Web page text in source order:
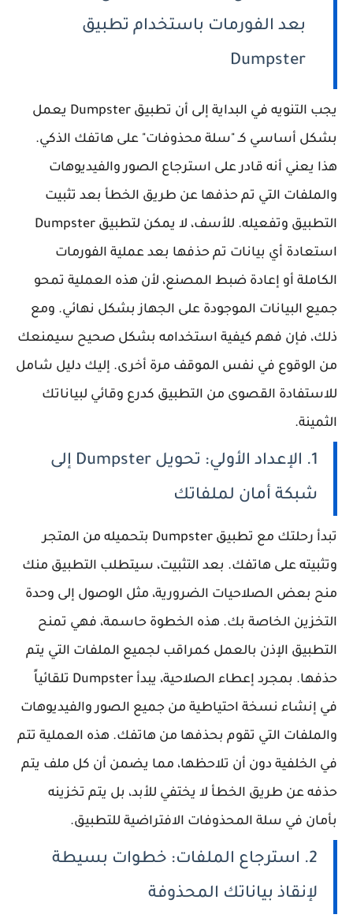
بعد الفورمات باستخدام تطبيق
Dumpster
يجب التنويه في البداية إلى أن تطبيق Dumpster يعمل
بشكل أساسي كـ "سلة محذوفات" على هاتفك الذكي.
هذا يعني أنه قادر على استرجاع الصور والفيديوهات
والملفات التي تم حذفها عن طريق الخطأ بعد تثبيت
التطبيق وتفعيله. للأسف، لا يمكن لتطبيق Dumpster
استعادة أي بيانات تم حذفها بعد عملية الفورمات
الكاملة أو إعادة ضبط المصنع، لأن هذه العملية تمحو
جميع البيانات الموجودة على الجهاز بشكل نهائي. ومع
ذلك، فإن فهم كيفية استخدامه بشكل صحيح سيمنعك
من الوقوع في نفس الموقف مرة أخرى. إليك دليل شامل
للاستفادة القصوى من التطبيق كدرع وقائي لبياناتك
الثمينة.
1. الإعداد الأولي: تحويل Dumpster إلى
شبكة أمان لملفاتك
تبدأ رحلتك مع تطبيق Dumpster بتحميله من المتجر
وتثبيته على هاتفك. بعد التثبيت، سيتطلب التطبيق منك
منح بعض الصلاحيات الضرورية، مثل الوصول إلى وحدة
التخزين الخاصة بك. هذه الخطوة حاسمة، فهي تمنح
التطبيق الإذن بالعمل كمراقب لجميع الملفات التي يتم
حذفها. بمجرد إعطاء الصلاحية، يبدأ Dumpster تلقائياً
في إنشاء نسخة احتياطية من جميع الصور والفيديوهات
والملفات التي تقوم بحذفها من هاتفك. هذه العملية تتم
في الخلفية دون أن تلاحظها، مما يضمن أن كل ملف يتم
حذفه عن طريق الخطأ لا يختفي للأبد، بل يتم تخزينه
بأمان في سلة المحذوفات الافتراضية للتطبيق.
2. استرجاع الملفات: خطوات بسيطة
لإنقاذ بياناتك المحذوفة